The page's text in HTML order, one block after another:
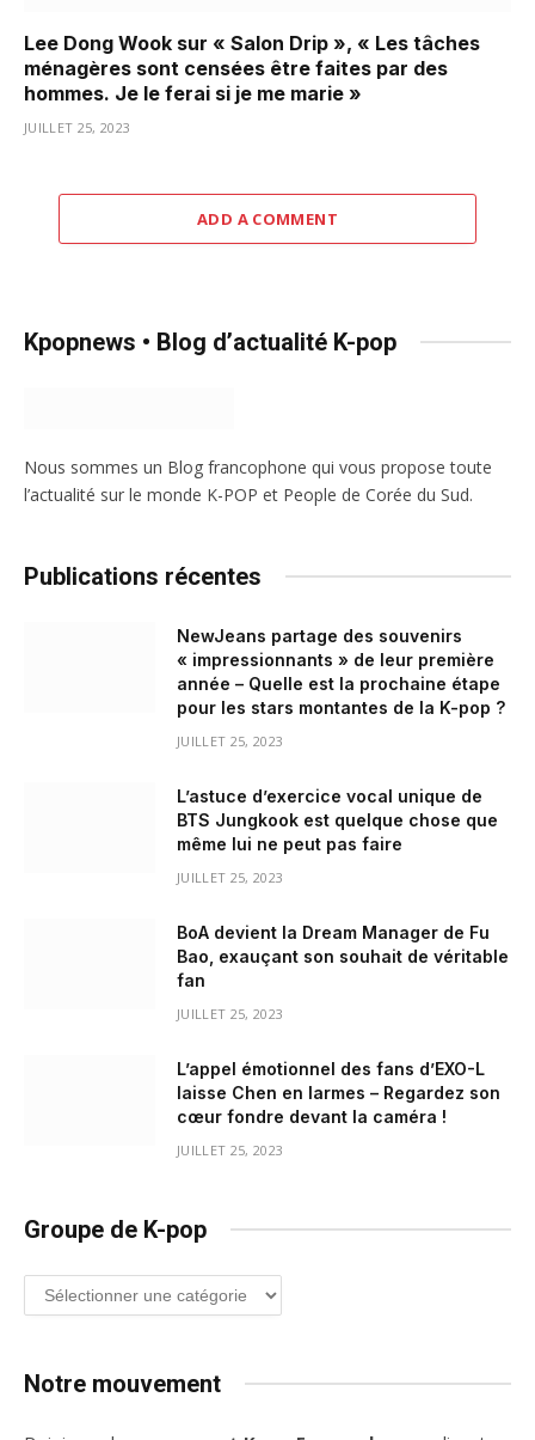
Lee Dong Wook sur « Salon Drip », « Les tâches
ménagères sont censées être faites par des
hommes. Je le ferai si je me marie »
JUILLET 25, 2023
ADD A COMMENT
Kpopnews • Blog d’actualité K-pop
Nous sommes un Blog francophone qui vous propose toute
l’actualité sur le monde K-POP et People de Corée du Sud.
Publications récentes
NewJeans partage des souvenirs
« impressionnants » de leur première
année – Quelle est la prochaine étape
pour les stars montantes de la K-pop ?
JUILLET 25, 2023
L’astuce d’exercice vocal unique de
BTS Jungkook est quelque chose que
même lui ne peut pas faire
JUILLET 25, 2023
BoA devient la Dream Manager de Fu
Bao, exauçant son souhait de véritable
fan
JUILLET 25, 2023
L’appel émotionnel des fans d’EXO-L
laisse Chen en larmes – Regardez son
cœur fondre devant la caméra !
JUILLET 25, 2023
Groupe de K-pop
Groupe
de
Notre mouvement